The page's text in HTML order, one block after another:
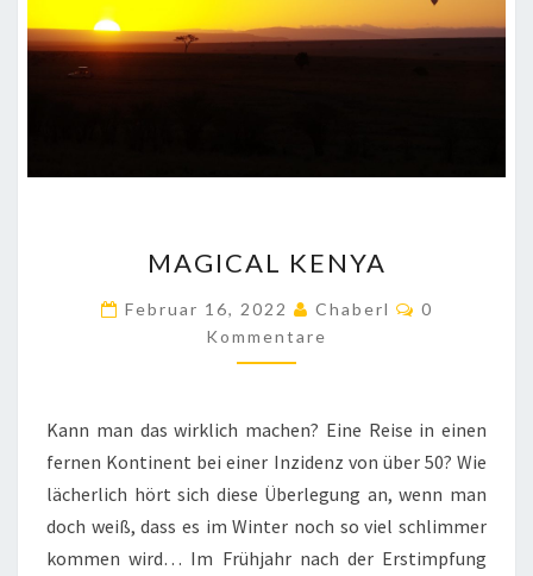
KENYA
MAGICAL KENYA
Februar 16, 2022 Chaberl
0
Kommentare
Kann man das wirklich machen? Eine Reise in einen
fernen Kontinent bei einer Inzidenz von über 50? Wie
lächerlich hört sich diese Überlegung an, wenn man
doch weiß, dass es im Winter noch so viel schlimmer
kommen wird… Im Frühjahr nach der Erstimpfung